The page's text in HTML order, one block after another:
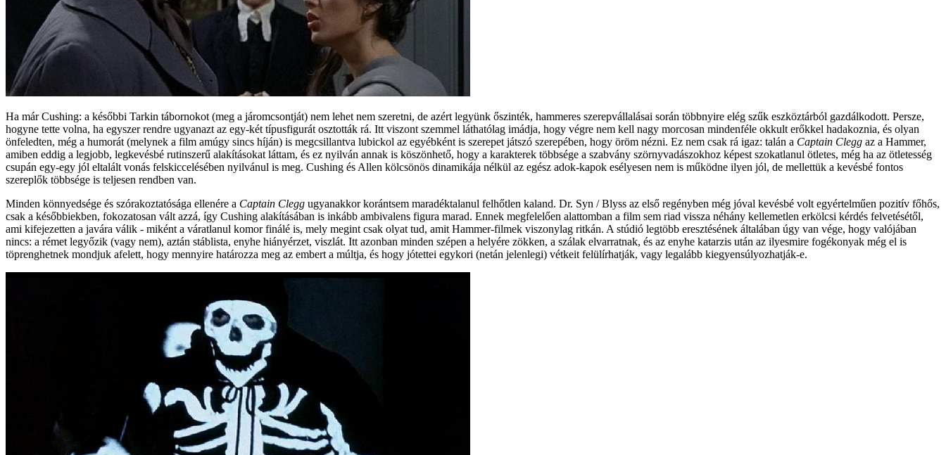
Ha már Cushing: a későbbi Tarkin tábornokot (meg a járomcsontját) nem lehet nem szeretni, de azért legyünk őszinték, hammeres szerepvállalásai során többnyire elég szűk eszköztárból gazdálkodott. Persze,
hogyne tette volna, ha egyszer rendre ugyanazt az egy-két típusfigurát osztották rá. Itt viszont szemmel láthatólag imádja, hogy végre nem kell nagy morcosan mindenféle okkult erőkkel hadakoznia, és olyan
önfeledten, még a humorát (melynek a film amúgy sincs híján) is megcsillantva lubickol az egyébként is szerepet játszó szerepében, hogy öröm nézni. Ez nem csak rá igaz: talán a Captain Clegg az a Hammer,
amiben eddig a legjobb, legkevésbé rutinszerű alakításokat láttam, és ez nyilván annak is köszönhető, hogy a karakterek többsége a szabvány szörnyvadászokhoz képest szokatlanul ötletes, még ha az ötletesség
csupán egy-egy jól eltalált vonás felskiccelésében nyilvánul is meg. Cushing és Allen kölcsönös dinamikája nélkül az egész adok-kapok esélyesen nem is működne ilyen jól, de mellettük a kevésbé fontos
szereplők többsége is teljesen rendben van.
Minden könnyedsége és szórakoztatósága ellenére a Captain Clegg ugyanakkor korántsem maradéktalanul felhőtlen kaland. Dr. Syn / Blyss az első regényben még jóval kevésbé volt egyértelműen pozitív főhős,
csak a későbbiekben, fokozatosan vált azzá, így Cushing alakításában is inkább ambivalens figura marad. Ennek megfelelően alattomban a film sem riad vissza néhány kellemetlen erkölcsi kérdés felvetésétől,
ami kifejezetten a javára válik - miként a váratlanul komor finálé is, mely megint csak olyat tud, amit Hammer-filmek viszonylag ritkán. A stúdió legtöbb eresztésének általában úgy van vége, hogy valójában
nincs: a rémet legyőzik (vagy nem), aztán stáblista, enyhe hiányérzet, viszlát. Itt azonban minden szépen a helyére zökken, a szálak elvarratnak, és az enyhe katarzis után az ilyesmire fogékonyak még el is
töprenghetnek mondjuk afelett, hogy mennyire határozza meg az embert a múltja, és hogy jótettei egykori (netán jelenlegi) vétkeit felülírhatják, vagy legalább kiegyensúlyozhatják-e.